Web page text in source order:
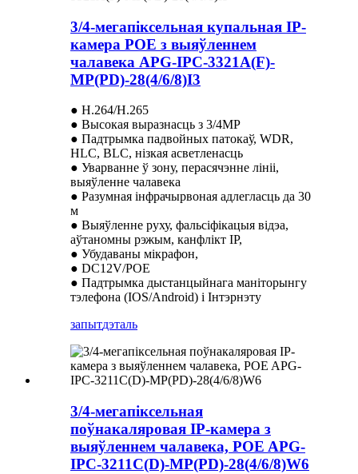
3/4-мегапіксельная купальная IP-
камера POE з выяўленнем
чалавека APG-IPC-3321A(F)-
MP(PD)-28(4/6/8)I3
● H.264/H.265
● Высокая выразнасць з 3/4MP
● Падтрымка падвойных патокаў, WDR,
HLC, BLC, нізкая асветленасць
● Уварванне ў зону, перасячэнне лініі,
выяўленне чалавека
● Разумная інфрачырвоная адлегласць да 30
м
● Выяўленне руху, фальсіфікацыя відэа,
аўтаномны рэжым, канфлікт IP,
● Убудаваны мікрафон,
● DC12V/POE
● Падтрымка дыстанцыйнага маніторынгу
тэлефона (IOS/Android) і Інтэрнэту
запытдэталь
3/4-мегапіксельная
поўнакаляровая IP-камера з
выяўленнем чалавека, POE APG-
IPC-3211C(D)-MP(PD)-28(4/6/8)W6